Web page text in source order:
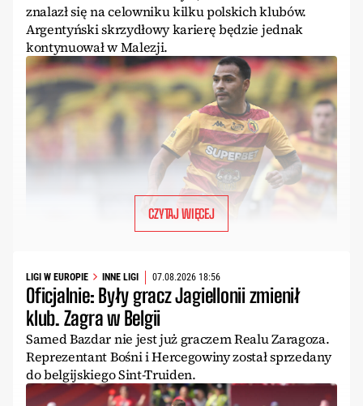
znalazł się na celowniku kilku polskich klubów.
Argentyński skrzydłowy karierę będzie jednak
kontynuował w Malezji.
CZYTAJ WIĘCEJ
LIGI W EUROPIE INNE LIGI 07.08.2026 18:56
Oficjalnie: Były gracz Jagiellonii zmienił
klub. Zagra w Belgii
Samed Bazdar nie jest już graczem Realu Zaragoza.
Reprezentant Bośni i Hercegowiny został sprzedany
do belgijskiego Sint-Truiden.